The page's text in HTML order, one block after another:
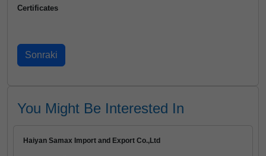
Certificates
You Might Be Interested In
Haiyan Samax Import and Export Co.,Ltd